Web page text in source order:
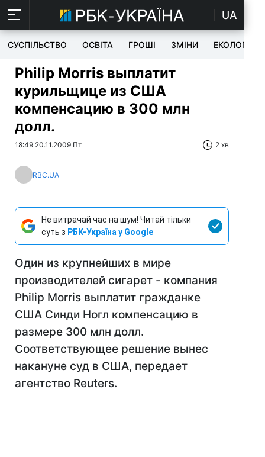
UA
СУСПІЛЬСТВО ОСВІТА ГРОШІ ЗМІНИ ЕКОЛОГІЯ
Philip Morris выплатит
курильщице из США
компенсацию в 300 млн
долл.
18:49 20.11.2009 Пт 2 хв
RBC.UA
Не витрачай час на шум! Читай тільки
суть з РБК-Україна у Google
Один из крупнейших в мире
производителей сигарет - компания
Philip Morris выплатит гражданке
США Синди Ногл компенсацию в
размере 300 млн долл.
Соответствующее решение вынес
накануне суд в США, передает
агентство Reuters.